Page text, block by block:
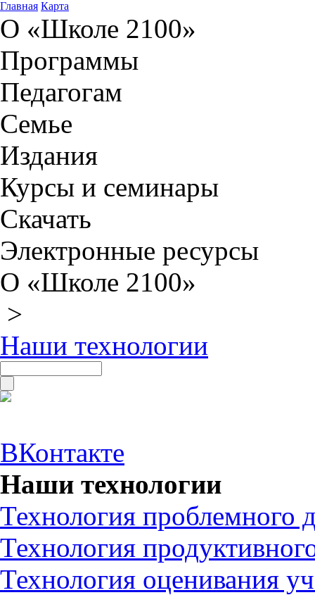
Главная Карта
О «Школе 2100»
Программы
Педагогам
Семье
Издания
Курсы и семинары
Скачать
Электронные ресурсы
О «Школе 2100»
>
Наши технологии
ВКонтакте
Наши технологии
Технология проблемного
Технология
Технология оценивания